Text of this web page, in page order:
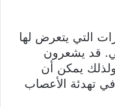
التي يتعرض لها
قد يشعرون
ولذلك يمكن أن
في تهدئة الأعصاب